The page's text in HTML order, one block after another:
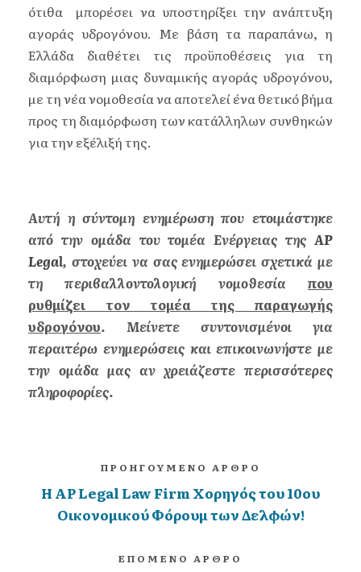
ότιθα μπορέσει να υποστηρίξει την ανάπτυξη
αγοράς υδρογόνου. Με βάση τα παραπάνω, η
Ελλάδα διαθέτει τις προϋποθέσεις για τη
διαμόρφωση μιας δυναμικής αγοράς υδρογόνου,
με τη νέα νομοθεσία να αποτελεί ένα θετικό βήμα
προς τη διαμόρφωση των κατάλληλων συνθηκών
για την εξέλιξή της.
Αυτή η σύντομη ενημέρωση που ετοιμάστηκε
από την ομάδα του τομέα Ενέργειας της AP
Legal, στοχεύει να σας ενημερώσει σχετικά με
τη περιβαλλοντολογική νομοθεσία που
ρυθμίζει τον τομέα της παραγωγής
υδρογόνου. Μείνετε συντονισμένοι για
περαιτέρω ενημερώσεις και επικοινωνήστε με
την ομάδα μας αν χρειάζεστε περισσότερες
πληροφορίες.
ΠΡΟΗΓΟΥΜΕΝΟ ΑΡΘΡΟ
H AP Legal Law Firm Χορηγός του 10ου
Οικονομικού Φόρουμ των Δελφών!
ΕΠΟΜΕΝΟ ΑΡΘΡΟ